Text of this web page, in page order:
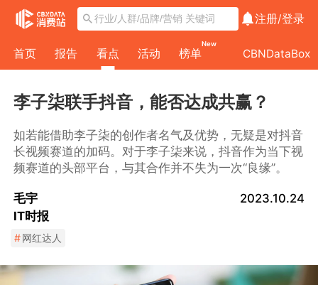
注册/登录
首页 报告 看点 活动 榜单
New
CBNDataBox
李子柒联手抖音，能否达成共赢？
如若能借助李子柒的创作者名气及优势，无疑是对抖音
长视频赛道的加码。对于李子柒来说，抖音作为当下视
频赛道的头部平台，与其合作并不失为一次“良缘”。
毛宇
IT时报
2023.10.24
#网红达人